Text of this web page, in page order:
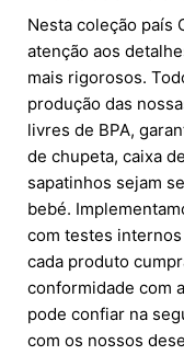
Nesta coleção país
atenção aos
mais rigorosos.
produção das
livres de BPA,
de chupeta, caixa
sapatinhos sejam
bebé.
com testes
cada produto
conformidade com
pode confiar na
com os nossos